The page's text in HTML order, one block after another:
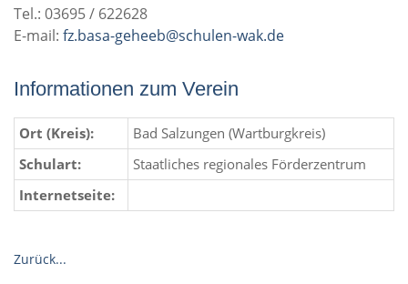
Tel.: 03695 / 622628
E-mail: fz.basa-geheeb@schulen-wak.de
Informationen zum Verein
Ort (Kreis):
Bad Salzungen (Wartburgkreis)
Schulart:
Staatliches regionales Förderzentrum
Internetseite:
Zurück...